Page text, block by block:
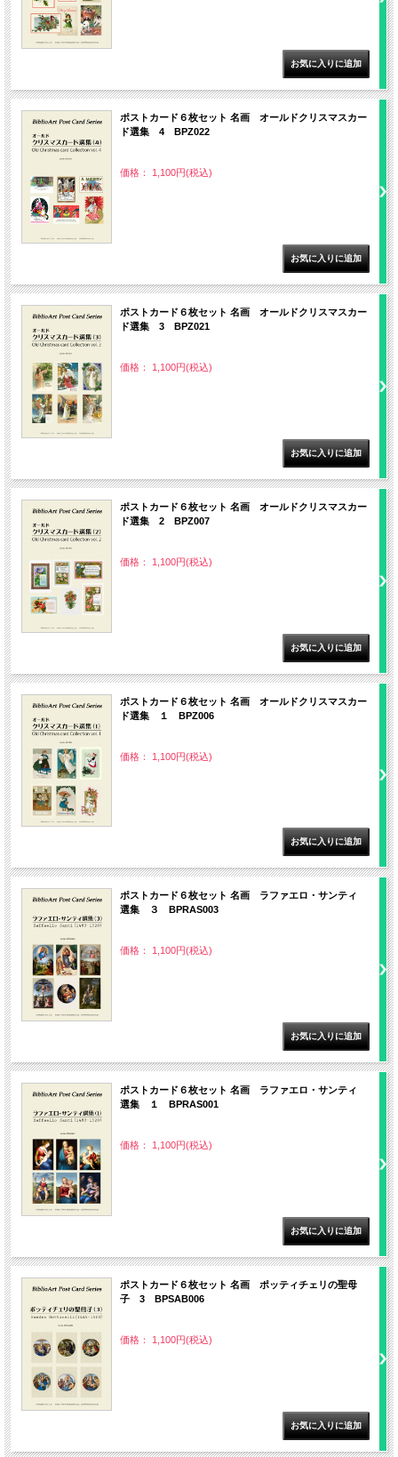
ポストカード６枚セット 名画 オールドクリスマスカー
ド選集 4 BPZ022
価格： 1,100円(税込)
ポストカード６枚セット 名画 オールドクリスマスカー
ド選集 3 BPZ021
価格： 1,100円(税込)
ポストカード６枚セット 名画 オールドクリスマスカー
ド選集 2 BPZ007
価格： 1,100円(税込)
ポストカード６枚セット 名画 オールドクリスマスカー
ド選集 １ BPZ006
価格： 1,100円(税込)
ポストカード６枚セット 名画 ラファエロ・サンティ
選集 ３ BPRAS003
価格： 1,100円(税込)
ポストカード６枚セット 名画 ラファエロ・サンティ
選集 １ BPRAS001
価格： 1,100円(税込)
ポストカード６枚セット 名画 ポッティチェリの聖母
子 3 BPSAB006
価格： 1,100円(税込)